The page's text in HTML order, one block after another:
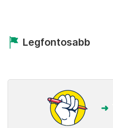
Legfontosabb